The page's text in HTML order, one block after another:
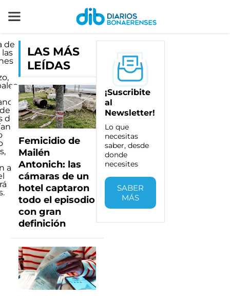
de
a
LAS MÁS
LEÍDAS
Femicidio de
Mailén
Antonich: las
cámaras de un
hotel captaron
todo el episodio
con gran
definición
¡Suscribite
al
Newsletter!
Lo que
necesitas
saber, desde
donde
necesites
SABER
MÁS